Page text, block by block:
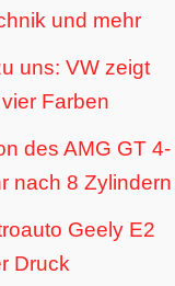
und mehr
uns: VW zeigt
Farben
des AMG GT 4-
nach 8 Zylindern
Geely E2
Druck